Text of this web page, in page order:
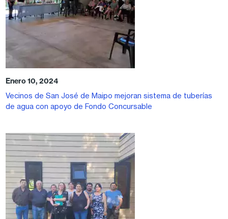
Enero 10, 2024
Vecinos de San José de Maipo mejoran sistema de tuberías
de agua con apoyo de Fondo Concursable